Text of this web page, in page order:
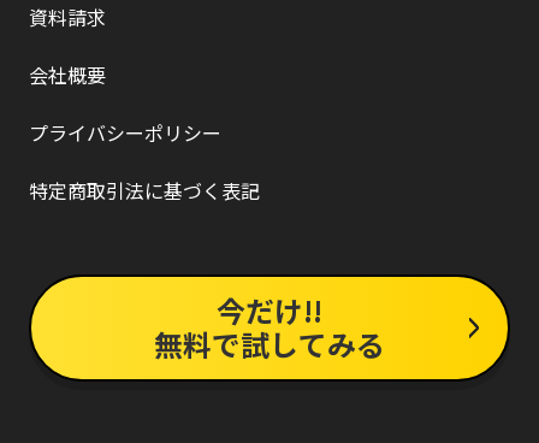
資料請求
会社概要
プライバシーポリシー
特定商取引法に基づく表記
今だけ!!
無料で試してみる